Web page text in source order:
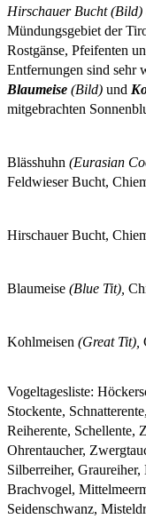
Hirschauer Bucht (Bild)
Mündungsgebiet der
Rostgänse, Pfeifenten
Entfernungen sind sehr
Blaumeise (Bild) und
mitgebrachten
Blässhuhn (Eurasian
Feldwieser Bucht,
Hirschauer Bucht,
Blaumeise (Blue Tit),
Kohlmeisen (Great Tit),
Vogeltagesliste:
Stockente,
Reiherente, Schellente,
Ohrentaucher,
Silberreiher,
Brachvogel,
Seidenschwanz,